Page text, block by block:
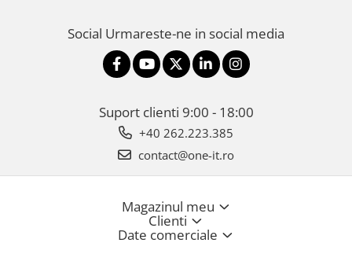
Social Urmareste-ne in social media
Suport clienti 9:00 - 18:00
+40 262.223.385
contact@one-it.ro
Magazinul meu
Clienti
Date comerciale